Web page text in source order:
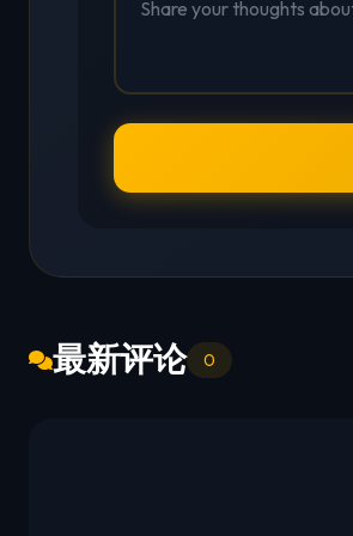
最新评论 0